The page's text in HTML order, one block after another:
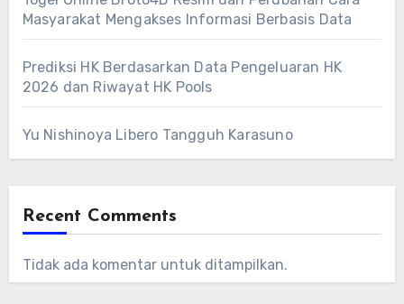
Masyarakat Mengakses Informasi Berbasis Data
Prediksi HK Berdasarkan Data Pengeluaran HK
2026 dan Riwayat HK Pools
Yu Nishinoya Libero Tangguh Karasuno
Recent Comments
Tidak ada komentar untuk ditampilkan.